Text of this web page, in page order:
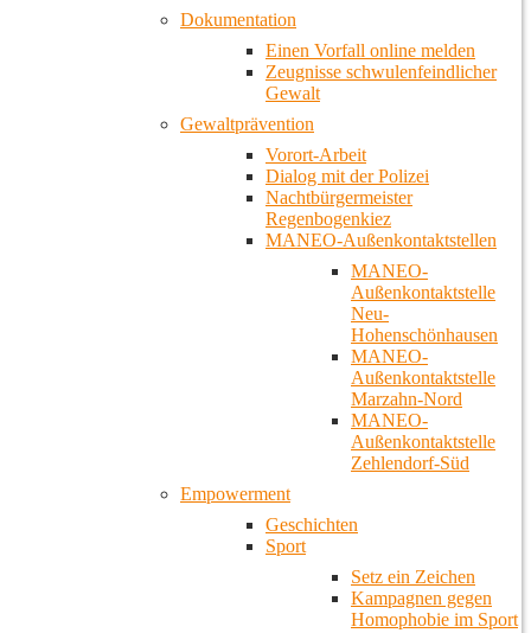
Dokumentation
Einen Vorfall online melden
Zeugnisse schwulenfeindlicher
Gewalt
Gewaltprävention
Vorort-Arbeit
Dialog mit der Polizei
Nachtbürgermeister
Regenbogenkiez
MANEO-Außenkontaktstellen
MANEO-
Außenkontaktstelle
Neu-
Hohenschönhausen
MANEO-
Außenkontaktstelle
Marzahn-Nord
MANEO-
Außenkontaktstelle
Zehlendorf-Süd
Empowerment
Geschichten
Sport
Setz ein Zeichen
Kampagnen gegen
Homophobie im Sport